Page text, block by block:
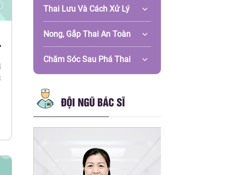
Thai Lưu Và Cách Xử Lý
Nong, Gắp Thai An Toàn
Chăm Sóc Sau Phá Thai
ĐỘI NGŨ BÁC SĨ